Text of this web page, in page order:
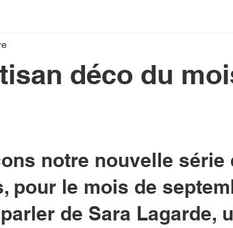
déco du
notre nouvelle série
pour le mois de
de Sara Lagarde,